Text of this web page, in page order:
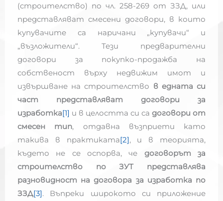
(строителство) по чл. 258-269 от ЗЗД, или
представляват смесени договори, в които
купувачите са наричани „купувачи“ и
„възложители“. Тези предварителни
договори за покупко-продажба на
собственост върху недвижим имот и
извършване на строителство в едната си
част представляват договори за
изработка[1] и в целостта си са договори от
смесен тип, отдавна възприети като
такива в практиката[2], и в теорията,
където не се оспорва, че договорът за
строителство по ЗУТ представлява
разновидност на договора за изработка по
ЗЗД[3]. Въпреки широкото си приложение